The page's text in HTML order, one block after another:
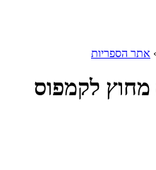
אתר הספריות
לקמפוס